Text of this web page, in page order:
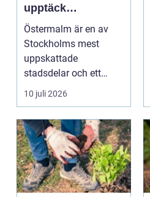
upptäck
matupplevelser i
en av Stockholms
mest attraktiva
stadsdelar
Östermalm är en av
Stockholms mest
uppskattade
stadsdelar och ett
självklart val f&ou...
10 juli 2026